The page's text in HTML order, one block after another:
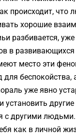
происходит, что
хорошие
разбивается,
в
место эти
уже явно
установить
с другими
как в личной